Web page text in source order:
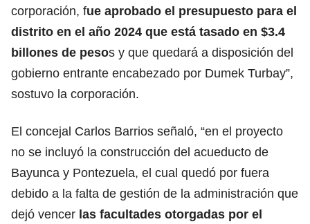
corporación, fue aprobado el presupuesto para el
distrito en el año 2024 que está tasado en $3.4
billones de pesos y que quedará a disposición del
gobierno entrante encabezado por Dumek Turbay”,
sostuvo la corporación.
El concejal Carlos Barrios señaló, “en el proyecto
no se incluyó la construcción del acueducto de
Bayunca y Pontezuela, el cual quedó por fuera
debido a la falta de gestión de la administración que
dejó vencer las facultades otorgadas por el